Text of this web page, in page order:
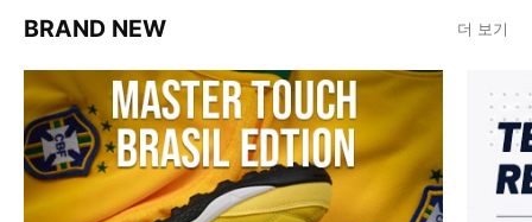
BRAND NEW 더 보기